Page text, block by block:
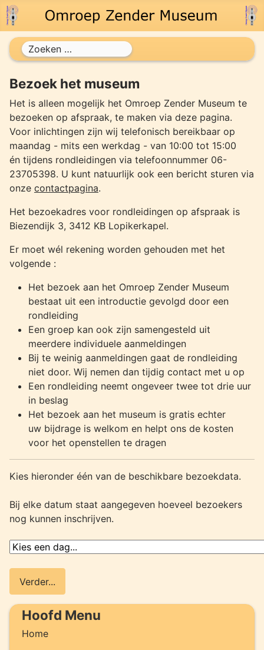
Zoeken
Hoofd Menu
Home
Bezoek het museum
Het is alleen mogelijk het Omroep Zender Museum te
bezoeken op afspraak, te maken via deze pagina.
Voor inlichtingen zijn wij telefonisch bereikbaar op
maandag - mits een werkdag - van 10:00 tot 15:00
én tijdens rondleidingen via telefoonnummer 06-
23705398. U kunt natuurlijk ook een bericht sturen via
onze contactpagina.
Het bezoekadres voor rondleidingen op afspraak is
Biezendijk 3, 3412 KB Lopikerkapel.
Er moet wél rekening worden gehouden met het
volgende :
Het bezoek aan het Omroep Zender Museum
bestaat uit een introductie gevolgd door een
rondleiding
Een groep kan ook zijn samengesteld uit
meerdere individuele aanmeldingen
Bij te weinig aanmeldingen gaat de rondleiding
niet door. Wij nemen dan tijdig contact met u op
Een rondleiding neemt ongeveer twee tot drie uur
in beslag
Het bezoek aan het museum is gratis echter
uw bijdrage is welkom en helpt ons de kosten
voor het openstellen te dragen
Kies hieronder één van de beschikbare bezoekdata.
Bij elke datum staat aangegeven hoeveel bezoekers
nog kunnen inschrijven.